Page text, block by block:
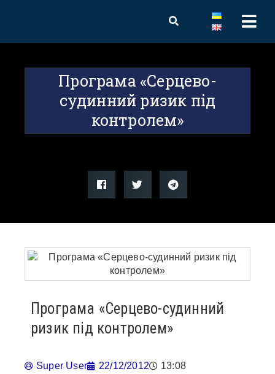
Програма «Серцево-
судинний ризик під
контролем»
Програма «Серцево-судинний
ризик під контролем»
Super User 22/12/2012 13:08